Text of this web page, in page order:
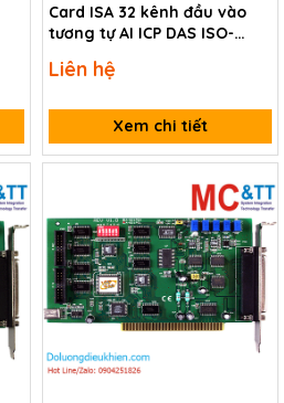
Card ISA 32 kênh đầu vào
tương tự AI ICP DAS ISO-
Liên hệ
Xem chi tiết